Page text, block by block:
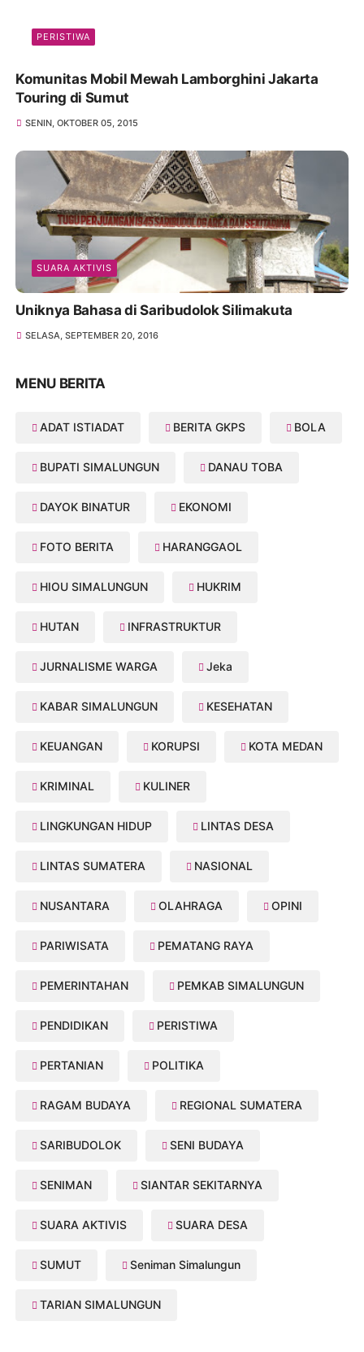
PERISTIWA
Komunitas Mobil Mewah Lamborghini Jakarta
Touring di Sumut
SENIN, OKTOBER 05, 2015
SUARA AKTIVIS
Uniknya Bahasa di Saribudolok Silimakuta
SELASA, SEPTEMBER 20, 2016
MENU BERITA
ADAT ISTIADAT BERITA GKPS BOLA
BUPATI SIMALUNGUN DANAU TOBA
DAYOK BINATUR EKONOMI
FOTO BERITA HARANGGAOL
HIOU SIMALUNGUN HUKRIM
HUTAN INFRASTRUKTUR
JURNALISME WARGA Jeka
KABAR SIMALUNGUN KESEHATAN
KEUANGAN KORUPSI KOTA MEDAN
KRIMINAL KULINER
LINGKUNGAN HIDUP LINTAS DESA
LINTAS SUMATERA NASIONAL
NUSANTARA OLAHRAGA OPINI
PARIWISATA PEMATANG RAYA
PEMERINTAHAN PEMKAB SIMALUNGUN
PENDIDIKAN PERISTIWA
PERTANIAN POLITIKA
RAGAM BUDAYA REGIONAL SUMATERA
SARIBUDOLOK SENI BUDAYA
SENIMAN SIANTAR SEKITARNYA
SUARA AKTIVIS SUARA DESA
SUMUT Seniman Simalungun
TARIAN SIMALUNGUN